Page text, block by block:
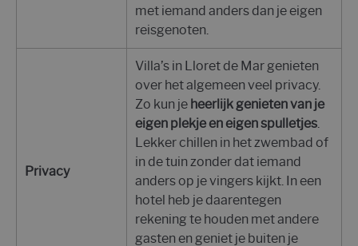
met iemand anders dan je eigen
reisgenoten.
Privacy
Villa’s in Lloret de Mar genieten
over het algemeen veel privacy.
Zo kun je heerlijk genieten van je
eigen plekje en eigen spulletjes.
Lekker chillen in het zwembad of
in de tuin zonder dat iemand
anders op je vingers kijkt. In een
hotel heb je daarentegen
rekening te houden met andere
gasten en geniet je buiten je